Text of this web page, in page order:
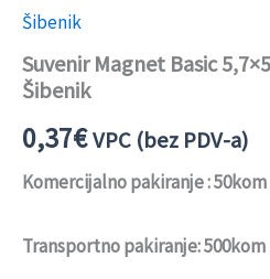
Šibenik
Suvenir Magnet Basic
Šibenik
0,37€VPC (bez PDV-a)
Komercijalno pakiranje : 50kom
Transportno pakiranje: 500kom